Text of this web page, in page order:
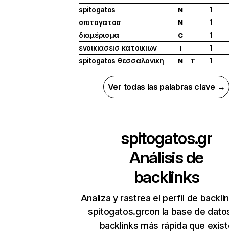
spitogatos
N
1
σπιτογατοσ
N
1
διαμέρισμα
C
1
ενοικιασεισ κατοικιων
I
1
spitogatos θεσσαλονικη
N T 1
Ver todas las palabras clave →
spitogatos.gr
Análisis de
backlinks
Analiza y rastrea el perfil de
spitogatos.grcon la base de
backlinks más rápida que